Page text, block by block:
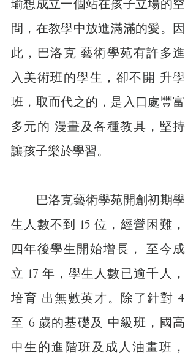
瑜想成立一個站在孩子立場的空
間，在教學中放進滿滿的愛。因
此，巴洛克 藝術學苑有許多進
入美術班的學生，卻不開 升學
班，取而代之的，是入口處豐富
多元的 漫畫及各種教具，堅持
讓孩子樂於學習。
巴洛克藝術學苑開創初期學
生人數不到 15 位，經營困難，
四年後學生開始增長， 至今成
立 17 年，學生人數已逾千人，
培育 出無數英才。除了針對 4
至 6 歲的基礎及 中級班，國高
中生的進階班及成人油畫班，